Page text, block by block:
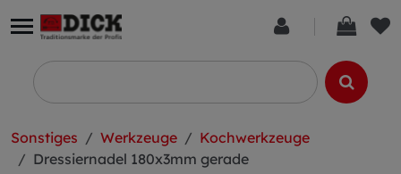
Sonstiges Werkzeuge
Kochwerkzeuge
Dressiernadel 180x3mm gerade